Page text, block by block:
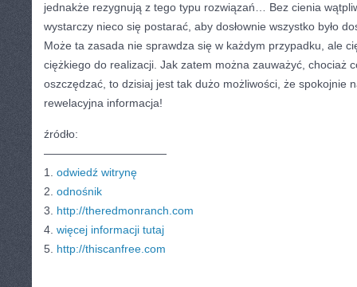
jednakże rezygnują z tego typu rozwiązań… Bez cienia
wystarczy nieco się postarać, aby dosłownie wszystko było
Może ta zasada nie sprawdza się w każdym przypadku, ale
ciężkiego do realizacji. Jak zatem można zauważyć, chociaż
oszczędzać, to dzisiaj jest tak dużo możliwości, że spokojnie
rewelacyjna informacja!
źródło:
———————————
1. odwiedź witrynę
2. odnośnik
3. http://theredmonranch.com
4. więcej informacji tutaj
5. http://thiscanfree.com